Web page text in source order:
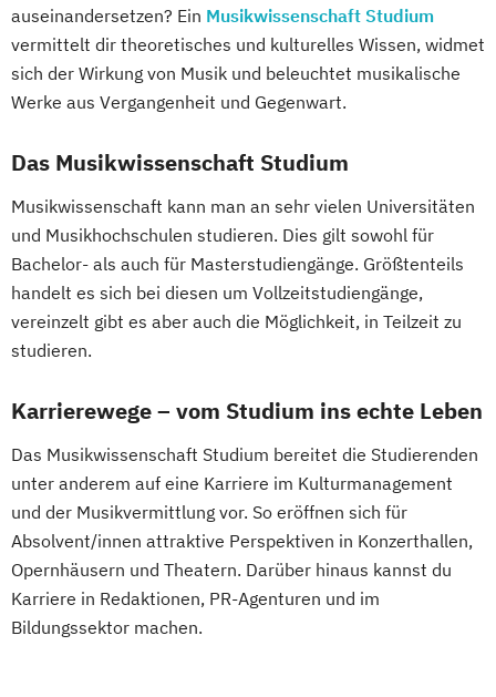
auseinandersetzen? Ein Musikwissenschaft Studium
vermittelt dir theoretisches und kulturelles Wissen, widmet
sich der Wirkung von Musik und beleuchtet musikalische
Werke aus Vergangenheit und Gegenwart.
Das Musikwissenschaft Studium
Musikwissenschaft kann man an sehr vielen Universitäten
und Musikhochschulen studieren. Dies gilt sowohl für
Bachelor- als auch für Masterstudiengänge. Größtenteils
handelt es sich bei diesen um Vollzeitstudiengänge,
vereinzelt gibt es aber auch die Möglichkeit, in Teilzeit zu
studieren.
Karrierewege – vom Studium ins echte Leben
Das Musikwissenschaft Studium bereitet die Studierenden
unter anderem auf eine Karriere im Kulturmanagement
und der Musikvermittlung vor. So eröffnen sich für
Absolvent/innen attraktive Perspektiven in Konzerthallen,
Opernhäusern und Theatern. Darüber hinaus kannst du
Karriere in Redaktionen, PR-Agenturen und im
Bildungssektor machen.